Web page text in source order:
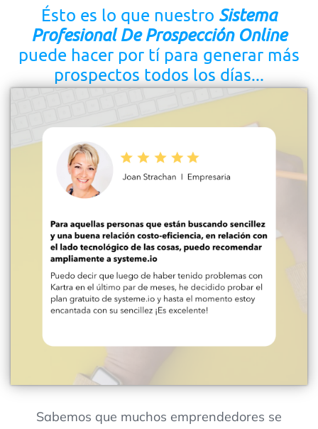
Ésto es lo que nuestro Sistema
Profesional De Prospección Online
puede hacer por tí para generar más
prospectos todos los días...
Sabemos que muchos emprendedores se